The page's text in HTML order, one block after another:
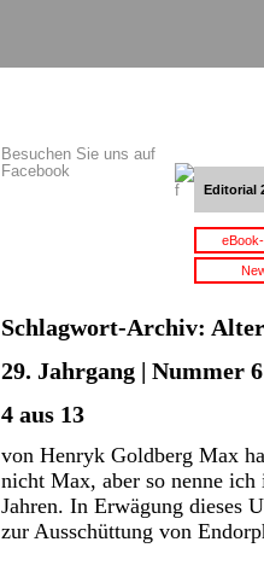
Besuchen Sie uns auf
Facebook
Editorial
Schlagwort-Archiv: Alter
29. Jahrgang | Nummer
4 aus 13
von Henryk Goldberg Max
nicht Max, aber so nenne
Jahren. In Erwägung dieses
zur Ausschüttung von